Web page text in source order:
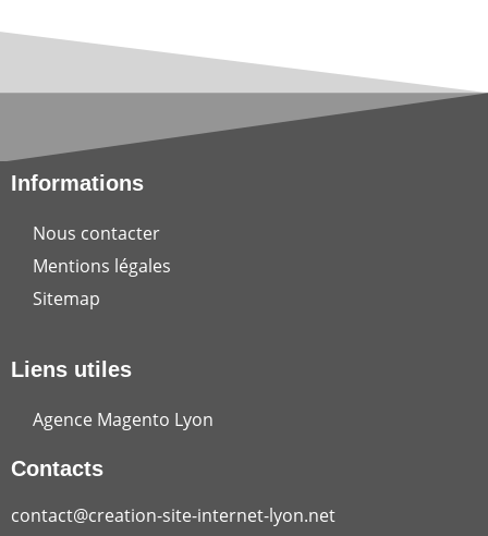
Informations
Nous contacter
Mentions légales
Sitemap
Liens utiles
Agence Magento Lyon
Contacts
contact@creation-site-internet-lyon.net